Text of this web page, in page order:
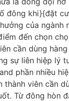
đông khi}{đặt
của ngành
đến chọn
cần dùng
sự liên hiệp lý
phần nhiều
viên cần
Từ đông hòn